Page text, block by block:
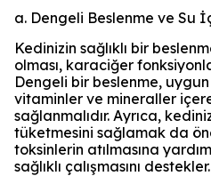
a. Dengeli Beslenme ve Su
Kedinizin sağlıklı bir
olması, karaciğer
Dengeli bir beslenme,
vitaminler ve mineraller
sağlanmalıdır. Ayrıca,
tüketmesini sağlamak da
toksinlerin atılmasına
sağlıklı çalışmasını destekler.